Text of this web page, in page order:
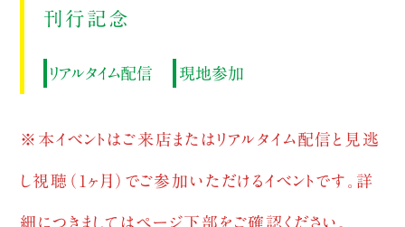
刊行記念
リアルタイム配信 現地参加
※本イベントはご来店またはリアルタイム配信と見逃
し視聴（1ヶ月）でご参加いただけるイベントです。詳
細につきましてはページ下部をご確認ください。